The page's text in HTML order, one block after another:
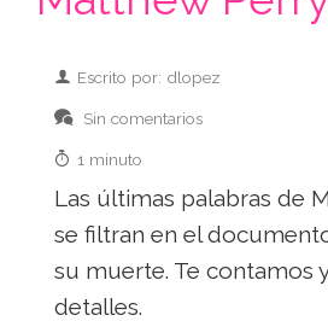
Escrito por: dlopez
Sin comentarios
1 minuto
Las últimas palabras de
se filtran en el
su muerte. Te contamos
detalles.